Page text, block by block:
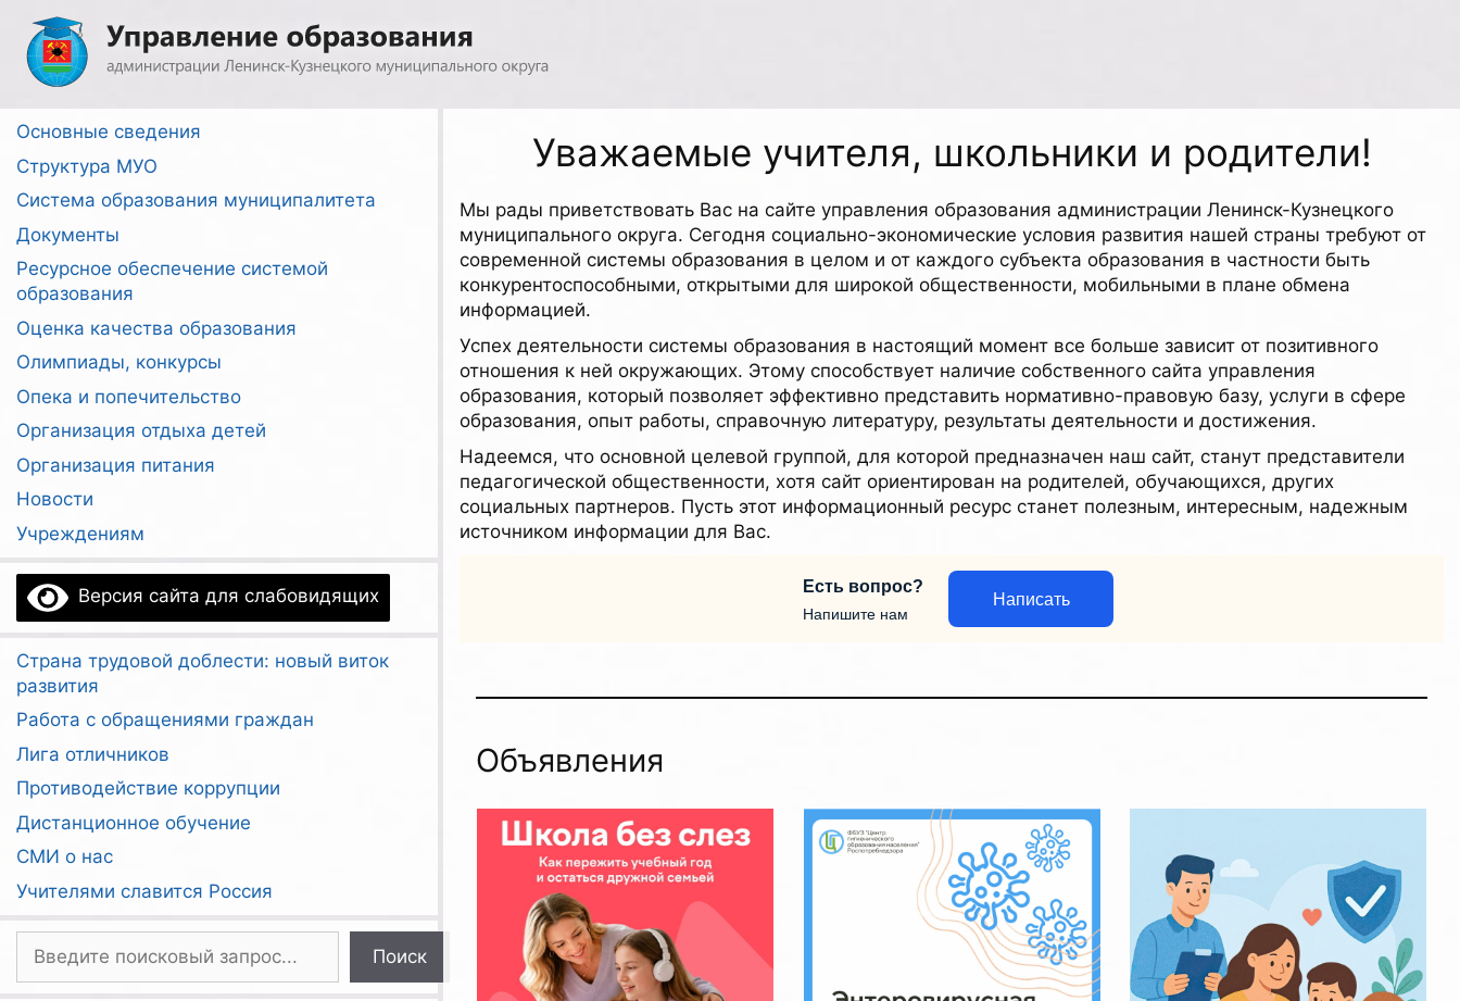
Перейти
содержимому
Уважаемые учителя, школьники и родители!
Мы рады приветствовать Вас на сайте управления образования администрации Ленинск-Кузнецкого
муниципального округа. Сегодня социально-экономические условия развития нашей страны требуют от
современной системы образования в целом и от каждого субъекта образования в частности быть
конкурентоспособными, открытыми для широкой общественности, мобильными в плане обмена
информацией.
Успех деятельности системы образования в настоящий момент все больше зависит от позитивного
отношения к ней окружающих. Этому способствует наличие собственного сайта управления
образования, который позволяет эффективно представить нормативно-правовую базу, услуги в сфере
образования, опыт работы, справочную литературу, результаты деятельности и достижения.
Надеемся, что основной целевой группой, для которой предназначен наш сайт, станут представители
педагогической общественности, хотя сайт ориентирован на родителей, обучающихся, других
социальных партнеров. Пусть этот информационный ресурс станет полезным, интересным, надежным
источником информации для Вас.
Есть вопрос?
Напишите нам
Написать
Объявления
Основные сведения
Структура МУО
Система образования муниципалитета
Документы
Ресурсное обеспечение системой
образования
Оценка качества образования
Олимпиады, конкурсы
Опека и попечительство
Организация отдыха детей
Организация питания
Новости
Учреждениям
Версия сайта для слабовидящих
Страна трудовой доблести: новый виток
развития
Работа с обращениями граждан
Лига отличников
Противодействие коррупции
Дистанционное обучение
СМИ о нас
Учителями славится Россия
Поиск